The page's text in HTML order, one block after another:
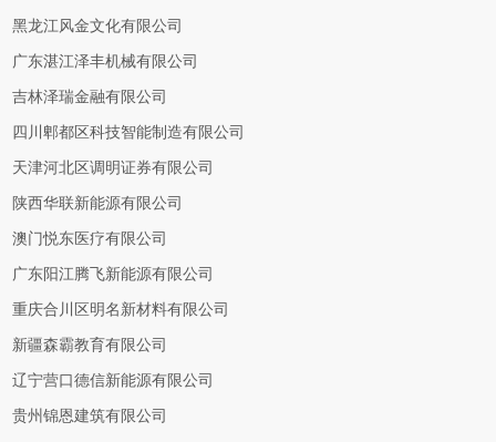
黑龙江风金文化有限公司
广东湛江泽丰机械有限公司
吉林泽瑞金融有限公司
四川郫都区科技智能制造有限公司
天津河北区调明证券有限公司
陕西华联新能源有限公司
澳门悦东医疗有限公司
广东阳江腾飞新能源有限公司
重庆合川区明名新材料有限公司
新疆森霸教育有限公司
辽宁营口德信新能源有限公司
贵州锦恩建筑有限公司